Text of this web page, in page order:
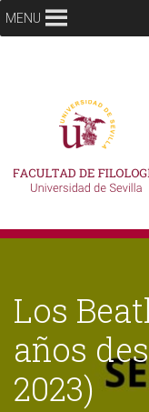
MENU
Los
años
2023)